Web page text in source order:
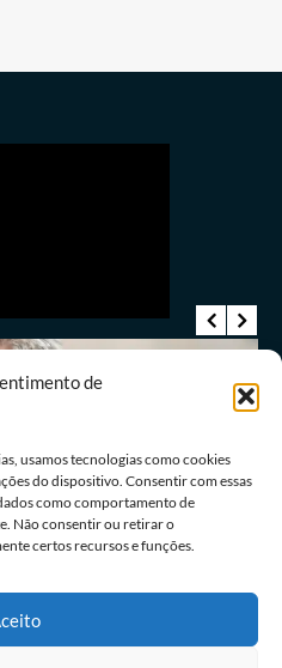
de
usamos tecnologias como cookies
do dispositivo. Consentir com essas
como comportamento de
Não consentir ou retirar o
certos recursos e funções.
para ministro do STJ